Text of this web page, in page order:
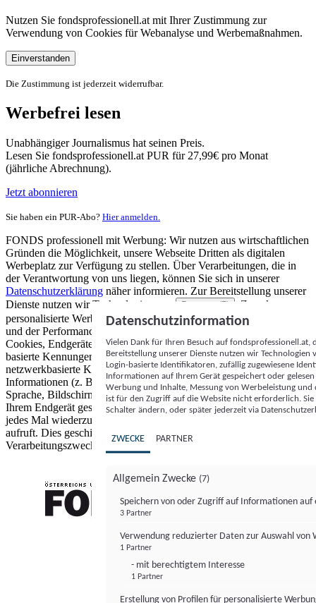
Nutzen Sie fondsprofessionell.at mit Ihrer Zustimmung zur
Verwendung von Cookies für Webanalyse und Werbemaßnahmen.
Einverstanden
Die Zustimmung ist jederzeit widerrufbar.
Werbefrei lesen
Unabhängiger Journalismus hat seinen Preis.
Lesen Sie fondsprofessionell.at PUR für 27,99€ pro Monat
(jährliche Abrechnung).
Jetzt abonnieren
Sie haben ein PUR-Abo? Hier anmelden.
FONDS professionell mit Werbung: Wir nutzen aus wirtschaftlichen
Gründen die Möglichkeit, unsere Webseite Dritten als digitalen
Werbeplatz zur Verfügung zu stellen. Über Verarbeitungen, die in
der Verantwortung von uns liegen, können Sie sich in unserer
Datenschutzerklärung näher informieren. Zur Bereitstellung unserer
Dienste nutzen wir Technologien von
Partnern (5)
. Zwecke:
personalisierte Werbung und Inhalte, Messung von Werbeleistung
und der Performance von Inhalten sowie Zielgruppenforschung.
Cookies, Endgeräte- oder ähnliche Online-Kennungen (z. B. login-
basierte Kennungen, zufällig generierte Kennungen,
netzwerkbasierte Kennungen) können zusammen mit anderen
Informationen (z. B. Browsertyp und Browserinformationen,
Sprache, Bildschirmgröße, unterstützte Technologien usw.) auf
Ihrem Endgerät gespeichert oder von dort ausgelesen werden, um es
jedes Mal wiederzuerkennen, wenn es eine App oder einer Webseite
aufruft. Dies geschieht für einen oder mehrere der hier aufgeführten
Verarbeitungszwecke.
Datenschutzinformation
Vielen Dank für Ihren Besuch auf
Bereitstellung unserer Dienste nutzen wir Technologien
Login-basierte Identifikatoren, zufällig zugewiesene
Informationen auf Ihrem Gerät gespeichert oder
Werbung und Inhalte, Messung von Werbeleistung
ist für den Zugriff auf die Website nicht erforderlich.
Schalter ändern, oder später jederzeit via
ZWECKE PARTNER
Allgemein Zwecke (7)
Speichern von oder Zugriff auf Informationen auf
3 Partner
Verwendung reduzierter Daten zur Auswahl von
1 Partner
- mit berechtigtem Interesse
1 Partner
Erstellung von Profilen für personalisierte
FONDS professionell